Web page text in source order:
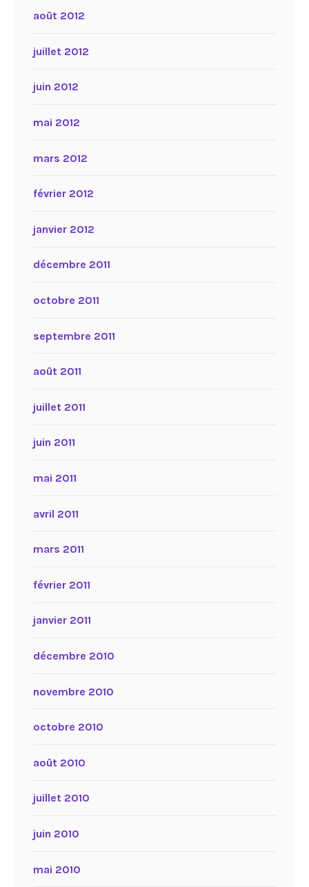
août 2012
juillet 2012
juin 2012
mai 2012
mars 2012
février 2012
janvier 2012
décembre 2011
octobre 2011
septembre 2011
août 2011
juillet 2011
juin 2011
mai 2011
avril 2011
mars 2011
février 2011
janvier 2011
décembre 2010
novembre 2010
octobre 2010
août 2010
juillet 2010
juin 2010
mai 2010